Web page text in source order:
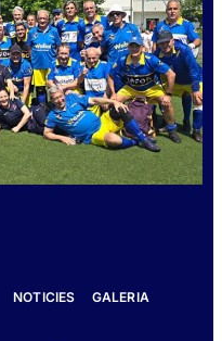
NOTICIES GALERIA